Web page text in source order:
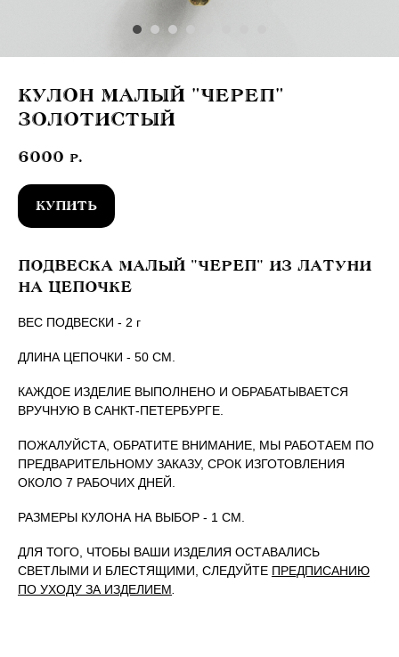
КУЛОН МАЛЫЙ "ЧЕРЕП"
ЗОЛОТИСТЫЙ
6000 р.
КУПИТЬ
ПОДВЕСКА МАЛЫЙ "ЧЕРЕП" ИЗ ЛАТУНИ
НА ЦЕПОЧКЕ
ВЕС ПОДВЕСКИ - 2 г
ДЛИНА ЦЕПОЧКИ - 50 СМ.
КАЖДОЕ ИЗДЕЛИЕ ВЫПОЛНЕНО И ОБРАБАТЫВАЕТСЯ
ВРУЧНУЮ В САНКТ-ПЕТЕРБУРГЕ.
ПОЖАЛУЙСТА, ОБРАТИТЕ ВНИМАНИЕ, МЫ РАБОТАЕМ ПО
ПРЕДВАРИТЕЛЬНОМУ ЗАКАЗУ, СРОК ИЗГОТОВЛЕНИЯ
ОКОЛО 7 РАБОЧИХ ДНЕЙ.
РАЗМЕРЫ КУЛОНА НА ВЫБОР - 1 СМ.
ДЛЯ ТОГО, ЧТОБЫ ВАШИ ИЗДЕЛИЯ ОСТАВАЛИСЬ
СВЕТЛЫМИ И БЛЕСТЯЩИМИ, СЛЕДУЙТЕ ПРЕДПИСАНИЮ
ПО УХОДУ ЗА ИЗДЕЛИЕМ.